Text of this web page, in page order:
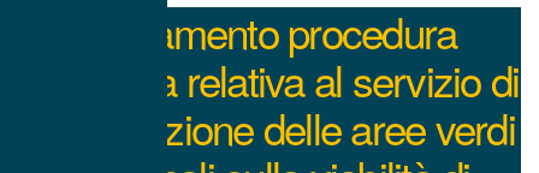
Affidamento procedura
negoziata relativa al servizio di
manutenzione delle aree verdi